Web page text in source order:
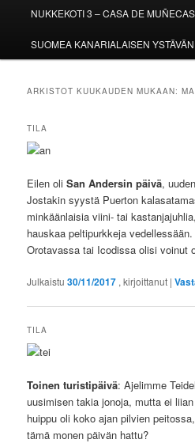
NUKKEKOTI 3 – CASA DE
SUOMEA KANARIALAISEN
ARKISTOT KUUKAUDEN MUKAAN:
TILA
Eilen oliSan Andersin päivä,
Jostakin syystä Puerton
minkäänlaisia viini- tai
hauskaa peltipurkkeja
Orotavassa tai Icodissa olisi voinut
Julkaistu30/11/2017 , kirjoittanut |
TILA
Toinen turistipäivä: Ajelimme
uusimisen takia jonoja, mutta ei
huippu oli koko ajan pilvien
tämä monen päivän hattu?